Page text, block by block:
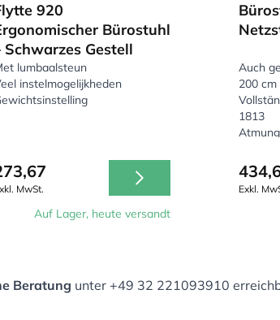
920
Bürostuhl
Schwarzes Gestell
lumbaalsteun
instelmogelijkheden
MwSt.
Auf Lager, heute versandt
Auch
200 cm
1813
Exkl.
Beratung unter +49 32 221093910